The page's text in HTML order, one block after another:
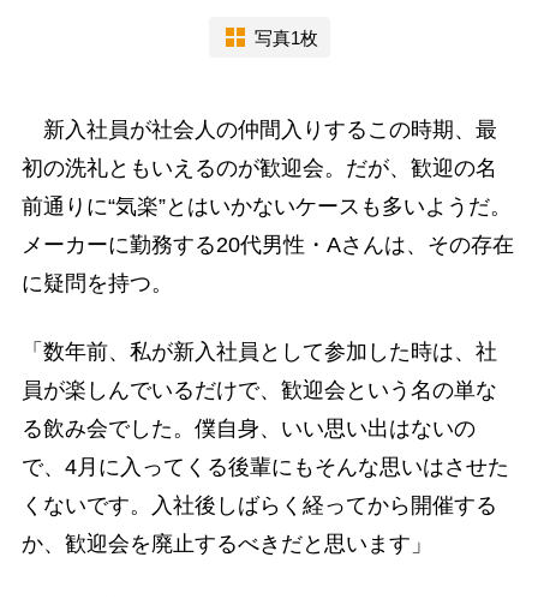
写真1枚
新入社員が社会人の仲間入りするこの時期、最
初の洗礼ともいえるのが歓迎会。だが、歓迎の名
前通りに“気楽”とはいかないケースも多いようだ。
メーカーに勤務する20代男性・Aさんは、その存在
に疑問を持つ。
「数年前、私が新入社員として参加した時は、社
員が楽しんでいるだけで、歓迎会という名の単な
る飲み会でした。僕自身、いい思い出はないの
で、4月に入ってくる後輩にもそんな思いはさせた
くないです。入社後しばらく経ってから開催する
か、歓迎会を廃止するべきだと思います」